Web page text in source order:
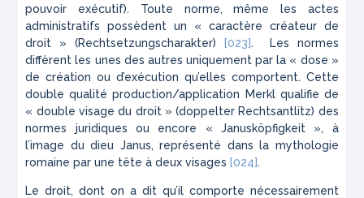
pouvoir exécutif). Toute norme, même les actes
administratifs possèdent un « caractère créateur de
droit » (Rechtsetzungscharakter)[023]. Les normes
diffèrent les unes des autres uniquement par la « dose »
de création ou d’exécution qu’elles comportent. Cette
double qualité production/application Merkl qualifie de
« double visage du droit » (doppelter Rechtsantlitz) des
normes juridiques ou encore « Janusköpfigkeit », à
l’image du dieu Janus, représenté dans la mythologie
romaine par une tête à deux visages[024].
Le droit, dont on a dit qu’il comporte nécessairement